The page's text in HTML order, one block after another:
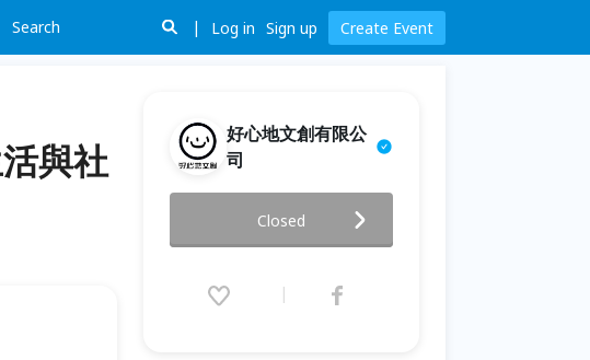
Search Log in Sign up Create Event
與社
好心地文創有限公
司
然紅：農村生活與社區旅遊】
2016.10.26 (Wed) 19:00 - 21:00
Closed